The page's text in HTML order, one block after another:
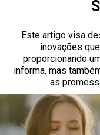
Este artigo visa
inovações
proporcionando
informa, mas
as